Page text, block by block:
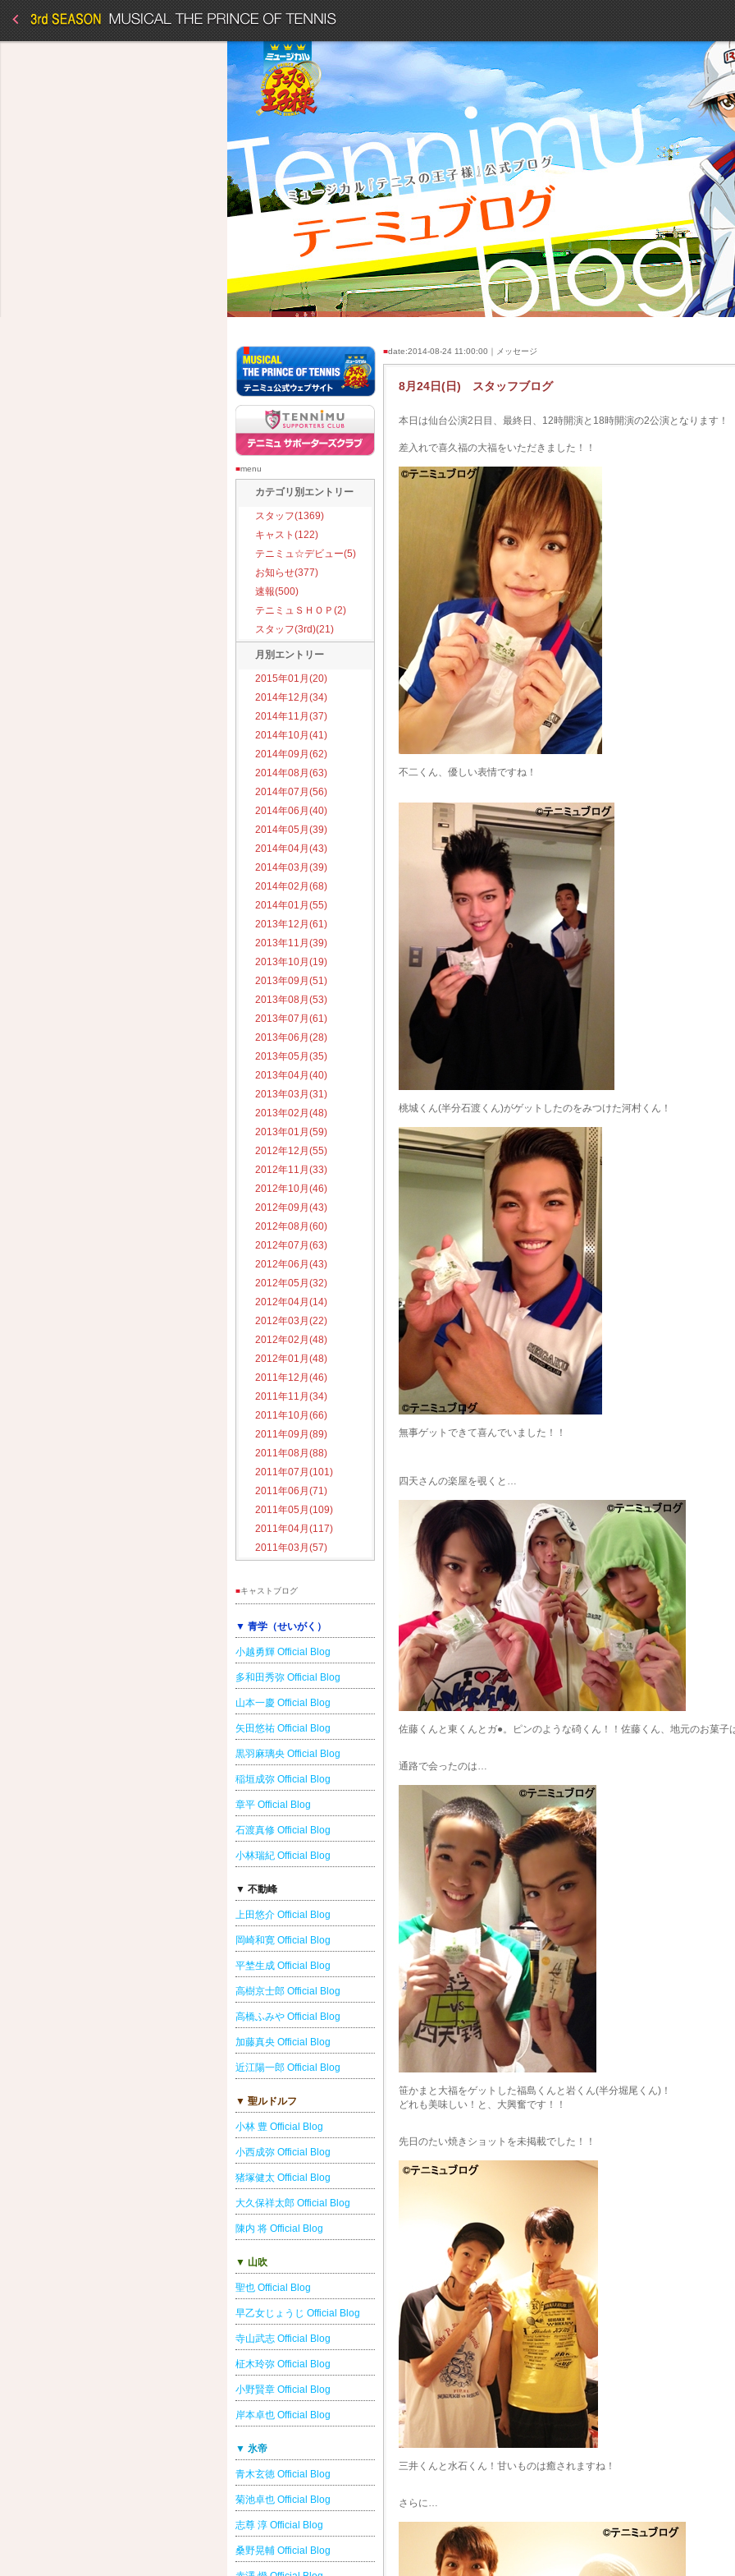
■menu
カテゴリ別エントリー
スタッフ(1369)
キャスト(122)
テニミュ☆デビュー(5)
お知らせ(377)
速報(500)
テニミュＳＨＯＰ(2)
スタッフ(3rd)(21)
月別エントリー
2015年01月(20)
2014年12月(34)
2014年11月(37)
2014年10月(41)
2014年09月(62)
2014年08月(63)
2014年07月(56)
2014年06月(40)
2014年05月(39)
2014年04月(43)
2014年03月(39)
2014年02月(68)
2014年01月(55)
2013年12月(61)
2013年11月(39)
2013年10月(19)
2013年09月(51)
2013年08月(53)
2013年07月(61)
2013年06月(28)
2013年05月(35)
2013年04月(40)
2013年03月(31)
2013年02月(48)
2013年01月(59)
2012年12月(55)
2012年11月(33)
2012年10月(46)
2012年09月(43)
2012年08月(60)
2012年07月(63)
2012年06月(43)
2012年05月(32)
2012年04月(14)
2012年03月(22)
2012年02月(48)
2012年01月(48)
2011年12月(46)
2011年11月(34)
2011年10月(66)
2011年09月(89)
2011年08月(88)
2011年07月(101)
2011年06月(71)
2011年05月(109)
2011年04月(117)
2011年03月(57)
■キャストブログ
▼ 青学（せいがく）
小越勇輝 Official Blog
多和田秀弥 Official Blog
山本一慶 Official Blog
矢田悠祐 Official Blog
黒羽麻璃央 Official Blog
稲垣成弥 Official Blog
章平 Official Blog
石渡真修 Official Blog
小林瑞紀 Official Blog
▼ 不動峰
上田悠介 Official Blog
岡崎和寛 Official Blog
平埜生成 Official Blog
高樹京士郎 Official Blog
高橋ふみや Official Blog
加藤真央 Official Blog
近江陽一郎 Official Blog
▼ 聖ルドルフ
小林 豊 Official Blog
小西成弥 Official Blog
猪塚健太 Official Blog
大久保祥太郎 Official Blog
陳内 将 Official Blog
▼ 山吹
聖也 Official Blog
早乙女じょうじ Official Blog
寺山武志 Official Blog
柾木玲弥 Official Blog
小野賢章 Official Blog
岸本卓也 Official Blog
▼ 氷帝
青木玄徳 Official Blog
菊池卓也 Official Blog
志尊 淳 Official Blog
桑野晃輔 Official Blog
■date:2014-08-24 11:00:00｜メッセージ
8月24日(日) スタッフブログ
本日は仙台公演2日目、最終日、12時開演と18時開演の2公演となります！
差入れで喜久福の大福をいただきました！！
不二くん、優しい表情ですね！
桃城くん(半分石渡くん)がゲットしたのをみつけた河村くん！
無事ゲットできて喜んでいました！！
四天さんの楽屋を覗くと…
佐藤くんと東くんとガ●。ピンのような碕くん！！佐藤くん、地元のお菓子
通路で会ったのは…
笹かまと大福をゲットした福島くんと岩くん(半分堀尾くん)！
どれも美味しい！と、大興奮です！！
先日のたい焼きショットを未掲載でした！！
三井くんと水石くん！甘いものは癒されますね！
さらに…